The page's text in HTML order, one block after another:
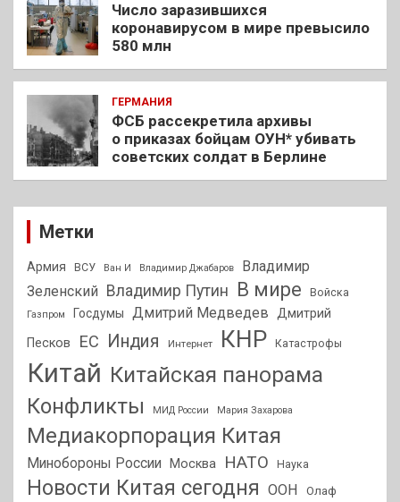
Число заразившихся
коронавирусом в мире превысило
580 млн
ГЕРМАНИЯ
ФСБ рассекретила архивы
о приказах бойцам ОУН* убивать
советских солдат в Берлине
Метки
Армия ВСУ Ван И Владимир Джабаров
Владимир
Зеленский
Владимир Путин В мире Войска
Газпром Госдумы Дмитрий Медведев Дмитрий
Песков
ЕС Индия Интернет КНР Катастрофы
Китай Китайская панорама
Конфликты
МИД России Мария Захарова
Медиакорпорация Китая
Минобороны России Москва НАТО Наука
Новости Китая сегодня ООН
Олаф